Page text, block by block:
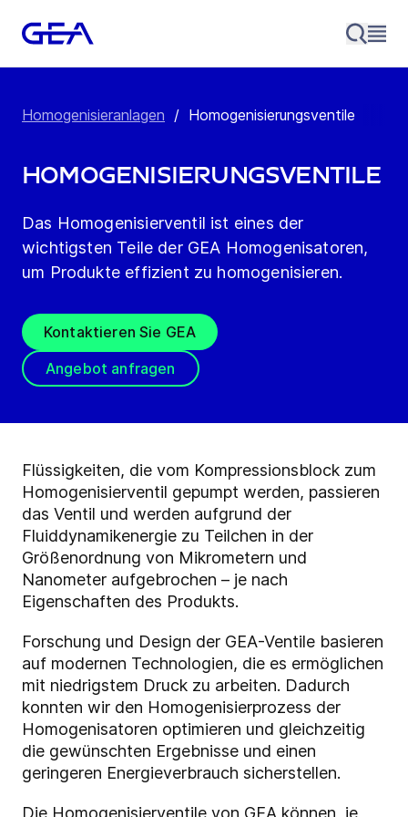
Homogenisieranlagen / Homogenisierungsventile
Homogenisierungsventile
Das Homogenisierventil ist eines der
wichtigsten Teile der GEA Homogenisatoren,
um Produkte effizient zu homogenisieren.
Kontaktieren Sie GEA
Angebot anfragen
Flüssigkeiten, die vom Kompressionsblock zum
Homogenisierventil gepumpt werden, passieren
das Ventil und werden aufgrund der
Fluiddynamikenergie zu Teilchen in der
Größenordnung von Mikrometern und
Nanometer aufgebrochen – je nach
Eigenschaften des Produkts.
Forschung und Design der GEA-Ventile basieren
auf modernen Technologien, die es ermöglichen
mit niedrigstem Druck zu arbeiten. Dadurch
konnten wir den Homogenisierprozess der
Homogenisatoren optimieren und gleichzeitig
die gewünschten Ergebnisse und einen
geringeren Energieverbrauch sicherstellen.
Die Homogenisierventile von GEA können, je